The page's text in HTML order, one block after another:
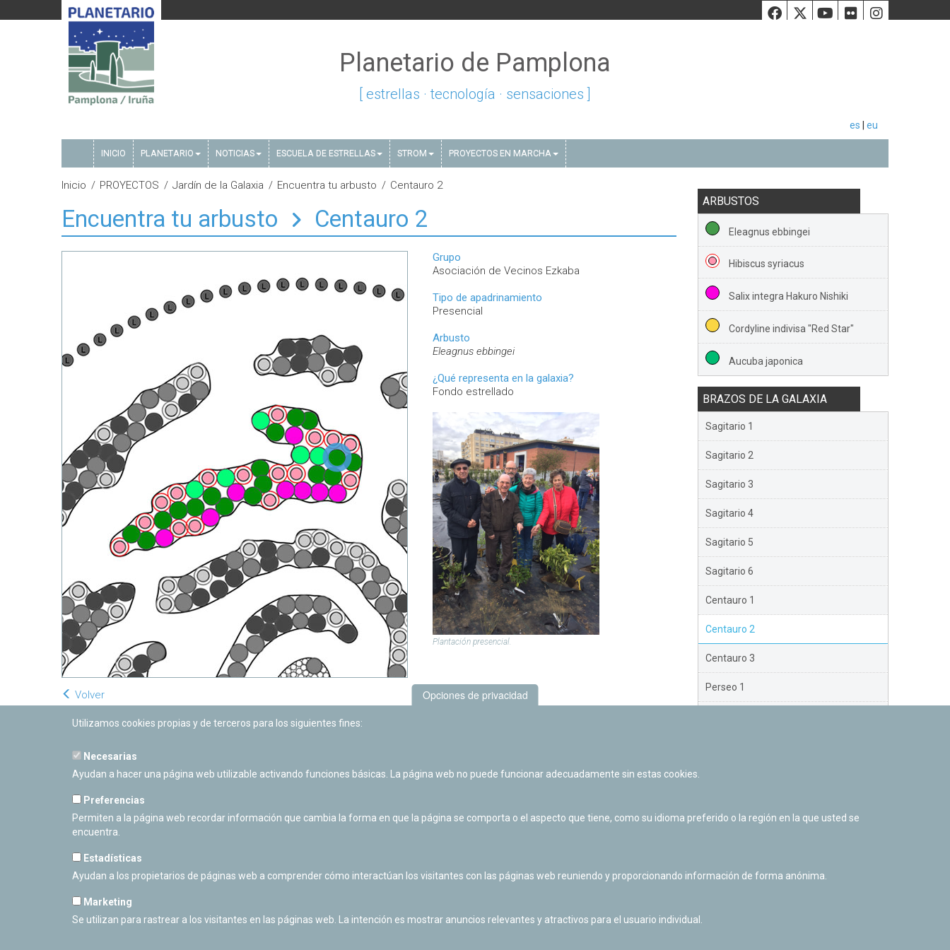
Facebook
Twiiter
Youtube
Flickr
Planetario de Pamplona
[ estrellas · tecnología · sensaciones ]
es eu
INICIO PLANETARIO NOTICIAS ESCUELA DE ESTRELLAS STROM PROYECTOS EN MARCHA
Inicio PROYECTOS Jardín de la Galaxia Encuentra tu arbusto Centauro 2
Encuentra tu arbusto Centauro 2
Grupo
Asociación de Vecinos Ezkaba
Tipo de apadrinamiento
Presencial
Arbusto
Eleagnus ebbingei
¿Qué representa en la galaxia?
Fondo estrellado
Plantación presencial.
Volver
ARBUSTOS
Eleagnus ebbingei
Hibiscus syriacus
Salix integra Hakuro Nishiki
Cordyline indivisa "Red Star"
Aucuba japonica
BRAZOS DE LA GALAXIA
Sagitario 1
Sagitario 2
Sagitario 3
Sagitario 4
Sagitario 5
Sagitario 6
Centauro 1
Centauro 2
Centauro 3
Perseo 1
PLANETARIO DE PAMPLONA
Opciones de privacidad
Utilizamos cookies propias y de terceros para los siguientes fines:
Necesarias
Ayudan a hacer una página web utilizable activando funciones básicas. La página web no puede funcionar adecuadamente sin estas cookies.
Preferencias
Permiten a la página web recordar información que cambia la forma en que la página se comporta o el aspecto que tiene, como su idioma preferido o la región en la que usted se
encuentra.
Estadísticas
Ayudan a los propietarios de páginas web a comprender cómo interactúan los visitantes con las páginas web reuniendo y proporcionando información de forma anónima.
Marketing
Se utilizan para rastrear a los visitantes en las páginas web. La intención es mostrar anuncios relevantes y atractivos para el usuario individual.